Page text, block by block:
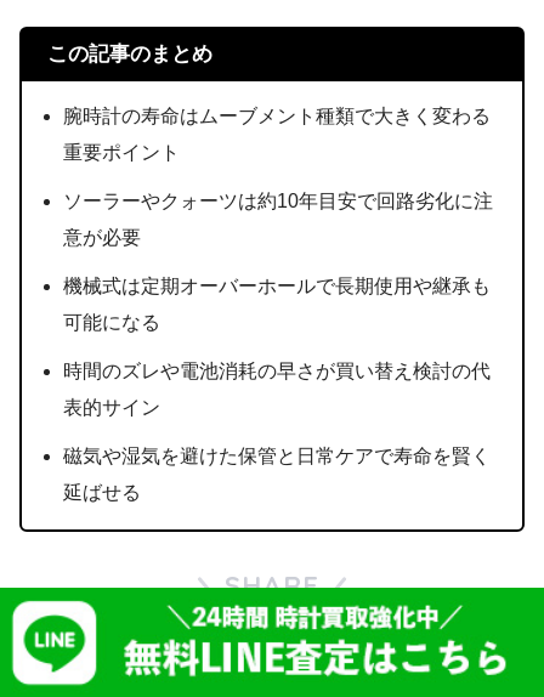
この記事のまとめ
腕時計の寿命はムーブメント種類で大きく変わる
重要ポイント
ソーラーやクォーツは約10年目安で回路劣化に注
意が必要
機械式は定期オーバーホールで長期使用や継承も
可能になる
時間のズレや電池消耗の早さが買い替え検討の代
表的サイン
磁気や湿気を避けた保管と日常ケアで寿命を賢く
延ばせる
SHARE
ポスト シェア はてブ LINE
OURO TOP 店舗一覧 会社概要 プライバシーポリシー
利用規約 ロレックス買取 大阪ロレックス